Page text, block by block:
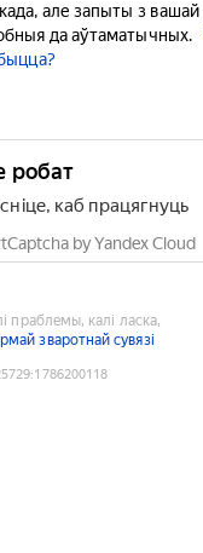
але запыты з вашай
да аўтаматычных.
робат
каб працягнуць
by Yandex Cloud
праблемы, калі ласка,
зваротнай сувязі
:1786200118